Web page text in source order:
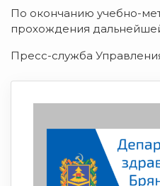
По окончанию учебно-
прохождения
Пресс-служба